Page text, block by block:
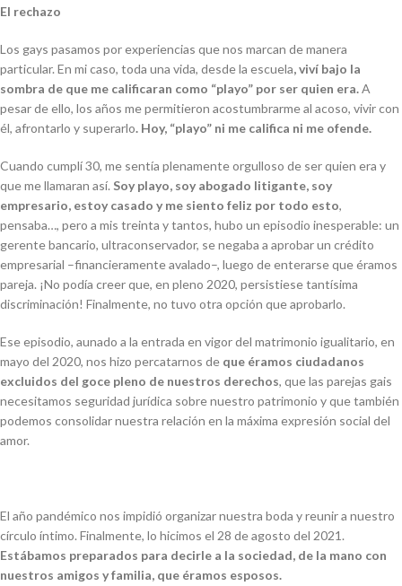
El rechazo
Los gays pasamos por experiencias que nos marcan de manera
particular. En mi caso, toda una vida, desde la escuela, viví bajo la
sombra de que me calificaran como “playo” por ser quien era.A
pesar de ello, los años me permitieron acostumbrarme al acoso, vivir con
él, afrontarlo y superarlo. Hoy, “playo” ni me califica ni me ofende.
Cuando cumplí 30, me sentía plenamente orgulloso de ser quien era y
que me llamaran así. Soy playo, soy abogado litigante, soy
empresario, estoy casado y me siento feliz por todo esto,
pensaba…, pero a mis treinta y tantos, hubo un episodio inesperable: un
gerente bancario, ultraconservador, se negaba a aprobar un crédito
empresarial –financieramente avalado–, luego de enterarse que éramos
pareja. ¡No podía creer que, en pleno 2020, persistiese tantísima
discriminación! Finalmente, no tuvo otra opción que aprobarlo.
Ese episodio, aunado a la entrada en vigor del matrimonio igualitario, en
mayo del 2020, nos hizo percatarnos de que éramos ciudadanos
excluidos del goce pleno de nuestros derechos, que las parejas gais
necesitamos seguridad jurídica sobre nuestro patrimonio y que también
podemos consolidar nuestra relación en la máxima expresión social del
amor.
El año pandémico nos impidió organizar nuestra boda y reunir a nuestro
círculo íntimo. Finalmente, lo hicimos el 28 de agosto del 2021.
Estábamos preparados para decirle a la sociedad, de la mano con
nuestros amigos y familia, que éramos esposos.